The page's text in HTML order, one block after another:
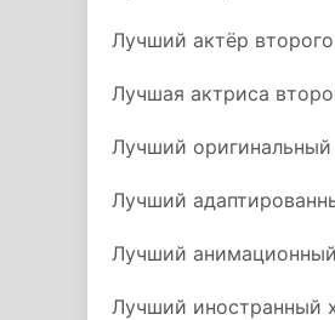
Лучший актёр
Лучшая актриса
Лучший
Лучший
Лучший
Лучший иностранный